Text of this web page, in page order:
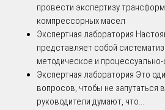
провести экспертизу
компрессорных масел
Экспертная лаборатория
представляет собой
методическое и процессуально-
Экспертная лаборатория Это
вопросов, чтобы не запутаться
руководители думают, что...